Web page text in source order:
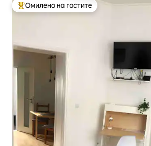
Меѓу најуспешните „Омилени на гостите“
Омилено на гостите